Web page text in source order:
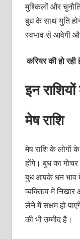
मुश्किलों और
बुध के साथ युति
स्‍वभाव से आवेगी
करियर की हो
इन
मेष राशि
मेष राशि के लोगों
होंगे। बुध का
बुध आपके धन भाव
व्‍यक्‍तित्‍व में
लेने में सक्षम हो
की भी उम्‍मीद है।